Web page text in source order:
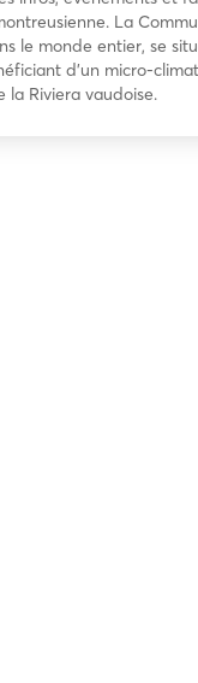
La
le monde entier, se
d’un micro-
la Riviera vaudoise.